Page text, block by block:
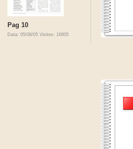
Pag 10
Data: 05/08/05 Visites: 16805